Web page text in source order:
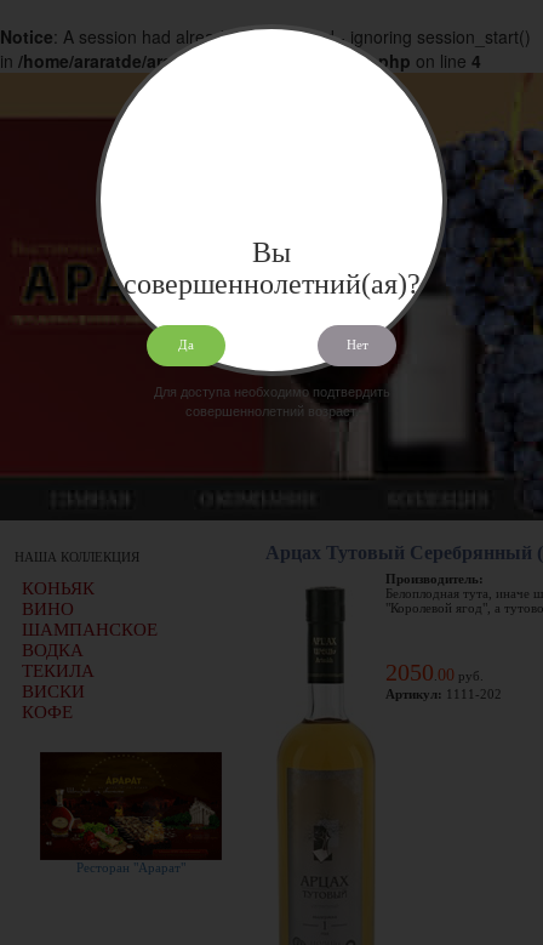
Notice: A session had already been started - ignoring session_start()
in /home/araratde/araratdeg.ru/docs/products.php on line 4
НАША КОЛЛЕКЦИЯ
КОНЬЯК
ВИНО
ШАМПАНСКОЕ
ВОДКА
ТЕКИЛА
ВИСКИ
КОФЕ
Ресторан "Арарат"
Арцах Тутовый Серебрянный
Производитель:
Белоплодная тута, иначе
"Королевой ягод", а
2050 00 руб.
Артикул: 1111-202
Вы
совершеннолетний(ая)?
Да Нет
Для доступа необходимо подтвердить
совершеннолетний возраст.